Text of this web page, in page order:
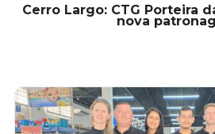
Cerro Largo: CTG Porteira
nova